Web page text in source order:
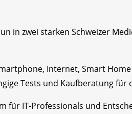
in zwei starken Schweizer
Internet, Smart
Tests und Kaufberatung für
für IT-Professionals und